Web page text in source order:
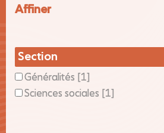
affiner
Section
Généralités
[1]
Sciences sociales
[1]